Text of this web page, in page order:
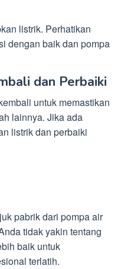
listrik. Perhatikan
dengan baik dan pompa
dan Perbaiki
untuk memastikan
lainnya. Jika ada
listrik dan perbaiki
pabrik dari pompa air
tidak yakin tentang
baik untuk
terlatih.